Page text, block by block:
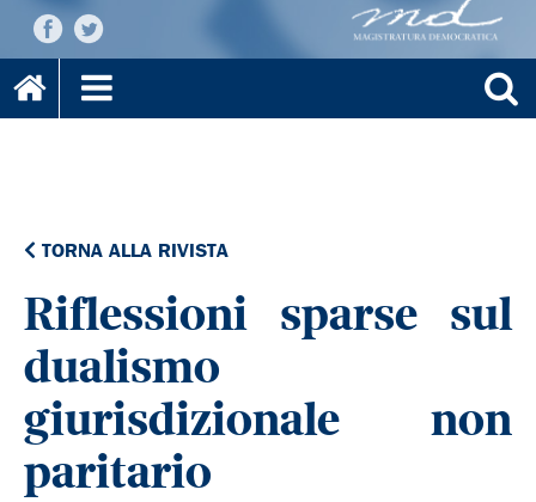
TORNA ALLA RIVISTA
Riflessioni sparse sul
dualismo
giurisdizionale non
paritario